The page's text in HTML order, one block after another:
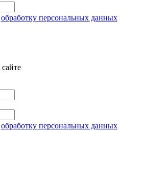
обработку персональных данных
обработку персональных данных